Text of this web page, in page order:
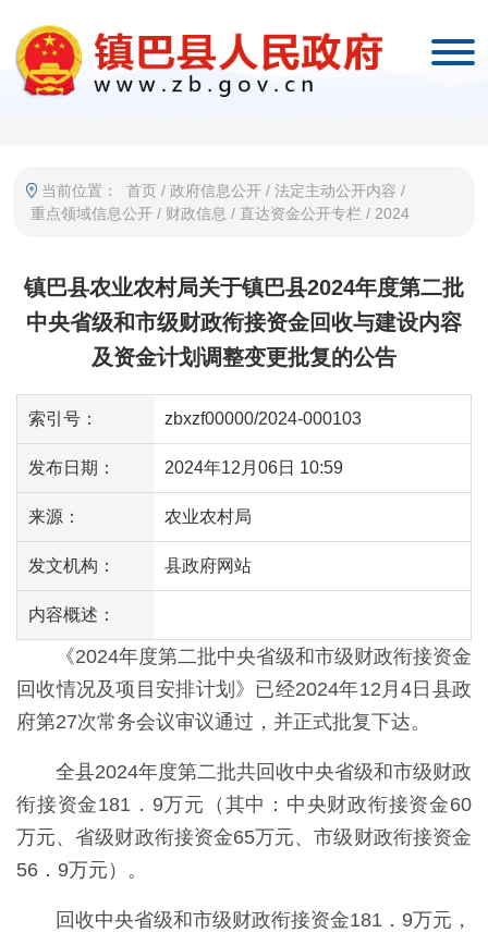
当前位置： 首页 / 政府信息公开 / 法定主动公开内容 /
重点领域信息公开 / 财政信息 / 直达资金公开专栏 / 2024
镇巴县农业农村局关于镇巴县2024年度第二批
中央省级和市级财政衔接资金回收与建设内容
及资金计划调整变更批复的公告
索引号： zbxzf00000/2024-000103
发布日期： 2024年12月06日 10:59
来源： 农业农村局
发文机构： 县政府网站
内容概述：
《2024年度第二批中央省级和市级财政衔接资金
回收情况及项目安排计划》已经2024年12月4日县政
府第27次常务会议审议通过，并正式批复下达。
全县2024年度第二批共回收中央省级和市级财政
衔接资金181．9万元（其中：中央财政衔接资金60
万元、省级财政衔接资金65万元、市级财政衔接资金
56．9万元）。
回收中央省级和市级财政衔接资金181．9万元，